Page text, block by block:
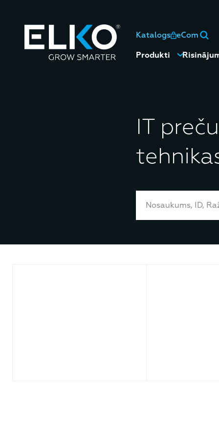
Katalogs eCom
Produkti
IT